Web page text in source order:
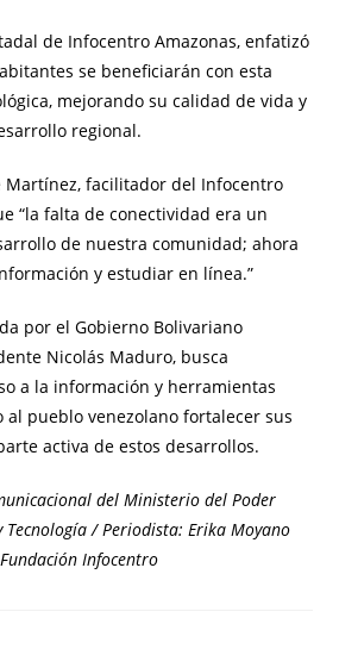
de Infocentro Amazonas, enfatizó
se beneficiarán con esta
mejorando su calidad de vida y
regional.
Martínez, facilitador del Infocentro
“la falta de conectividad era un
de nuestra comunidad; ahora
y estudiar en línea.”
por el Gobierno Bolivariano
Nicolás Maduro, busca
a la información y herramientas
pueblo venezolano fortalecer sus
activa de estos desarrollos.
del Ministerio del Poder
Tecnología / Periodista: Erika Moyano
Infocentro